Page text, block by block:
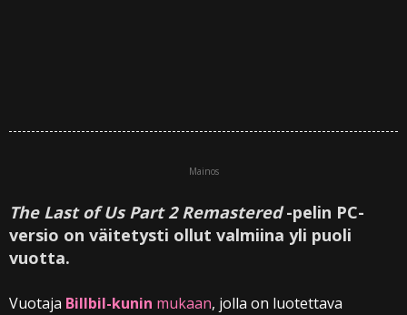
Mainos
The Last of Us Part 2 Remastered-pelin PC-
versio on väitetysti ollut valmiina yli puoli
vuotta.
Vuotaja Billbil-kunin mukaan, jolla on luotettava